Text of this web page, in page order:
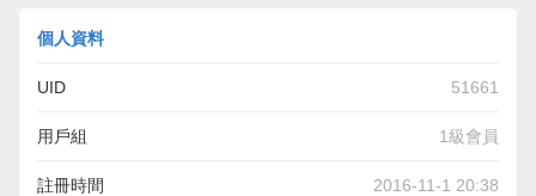
個人資料
UID 51661
用戶組 1級會員
註冊時間 2016-11-1 20:38